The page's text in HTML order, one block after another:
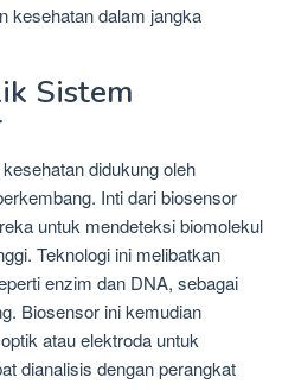
kesehatan dalam jangka
Sistem
didukung oleh
Inti dari biosensor
untuk mendeteksi biomolekul
Teknologi ini melibatkan
enzim dan DNA, sebagai
Biosensor ini kemudian
atau elektroda untuk
dianalisis dengan perangkat